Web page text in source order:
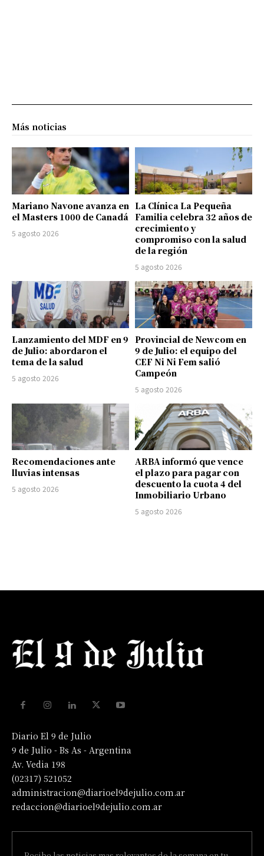
Más noticias
Mariano Navone avanza en
el Masters 1000 de Canadá
5 agosto 2026
La Clínica La Pequeña
Familia celebra 32 años de
crecimiento y
compromiso con la salud
de la región
5 agosto 2026
Lanzamiento del MDF en 9
de Julio: abordaron el
tema de la salud
5 agosto 2026
Provincial de Newcom en
9 de Julio: el equipo del
CEF Ni Ni Fem salió
Campeón
5 agosto 2026
Recomendaciones ante
lluvias intensas
5 agosto 2026
ARBA informó que vence
el plazo para pagar con
descuento la cuota 4 del
Inmobiliario Urbano
5 agosto 2026
Diario El 9 de Julio
9 de Julio - Bs As - Argentina
Av. Vedia 198
(02317) 521052
administracion@diarioel9dejulio.com.ar
redaccion@diarioel9dejulio.com.ar